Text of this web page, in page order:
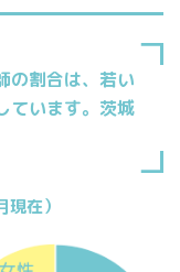
の割合は、 若い
います。 茨城
在）